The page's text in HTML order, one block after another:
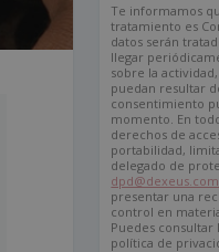
Te informamos
tratamiento es
datos serán
llegar
sobre la
puedan resultar
consentimiento
momento. En
derechos de
portabilidad,
delegado de
dpd@dexeus.com
presentar una
control en
Puedes
política de